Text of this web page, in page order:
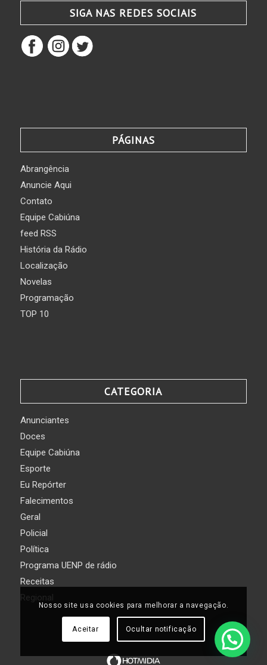
SIGA NAS REDES SOCIAIS
PÁGINAS
Abrangência
Anuncie Aqui
Contato
Equipe Cabiúna
feed RSS
História da Rádio
Localização
Novelas
Programação
TOP 10
CATEGORIA
Anunciantes
Doces
Equipe Cabiúna
Esporte
Eu Repórter
Falecimentos
Geral
Policial
Política
Programa UENP de rádio
Receitas
Regional
Nosso site usa cookies para melhorar a navegação.
Aceitar Ocultar notificação